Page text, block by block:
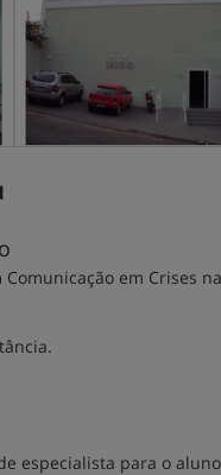
Comunicação em Crises
especialista para o